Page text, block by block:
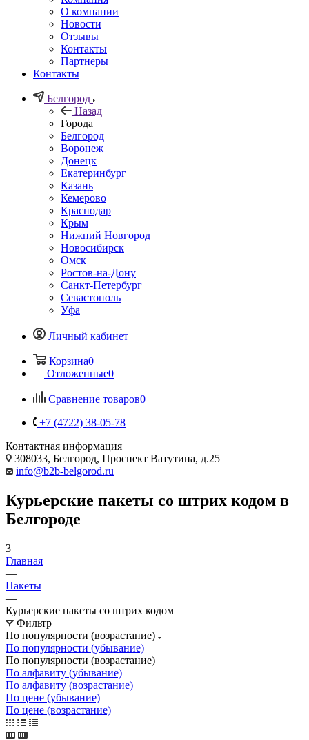
О компании
Новости
Отзывы
Контакты
Партнеры
Контакты
Белгород
Назад
Города
Белгород
Воронеж
Донецк
Екатеринбург
Казань
Кемерово
Краснодар
Крым
Нижний Новгород
Новосибирск
Омск
Ростов-на-Дону
Санкт-Петербург
Севастополь
Уфа
Личный кабинет
Корзина0
Отложенные0
Сравнение товаров0
+7 (4722) 38-05-78
Контактная информация
308033, Белгород, Проспект Ватутина, д.25
info@b2b-belgorod.ru
Курьерские пакеты со штрих кодом в
Белгороде
3
Главная
—
Пакеты
—
Курьерские пакеты со штрих кодом
Фильтр
По популярности (возрастание)
По популярности (убывание)
По популярности (возрастание)
По алфавиту (убывание)
По алфавиту (возрастание)
По цене (убывание)
По цене (возрастание)